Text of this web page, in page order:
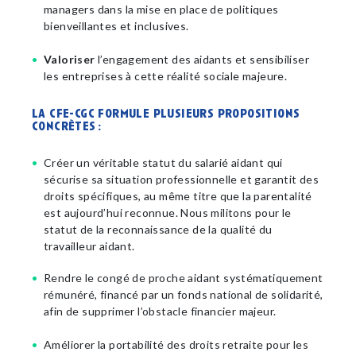
managers dans la mise en place de politiques
bienveillantes et inclusives.
Valoriser l’engagement des aidants et sensibiliser
les entreprises à cette réalité sociale majeure.
la cfe-cgc formule plusieurs propositions
concrètes :
Créer un véritable statut du salarié aidant qui
sécurise sa situation professionnelle et garantit des
droits spécifiques, au même titre que la parentalité
est aujourd’hui reconnue. Nous militons pour le
statut de la reconnaissance de la qualité du
travailleur aidant.
Rendre le congé de proche aidant systématiquement
rémunéré, financé par un fonds national de solidarité,
afin de supprimer l’obstacle financier majeur.
Améliorer la portabilité des droits retraite pour les